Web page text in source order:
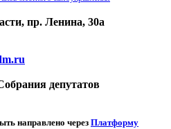
пр. Ленина, 30а
депутатов
направлено через Платформу